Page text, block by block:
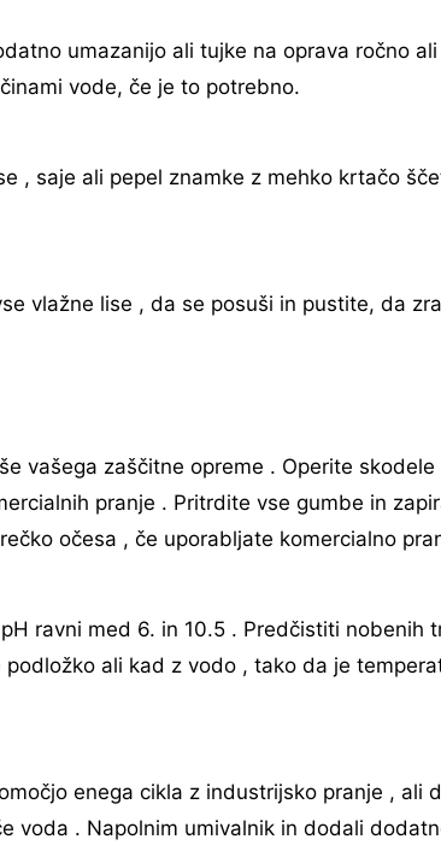
umazanijo ali tujke na oprava ročno
vode, če je to potrebno.
, saje ali pepel znamke z mehko krtačo
vlažne lise , da se posuši in pustite, da
vašega zaščitne opreme . Operite
pranje . Pritrdite vse gumbe in
očesa , če uporabljate komercialno
ravni med 6. in 10.5 . Predčistiti nobenih
ali kad z vodo , tako da je
enega cikla z industrijsko pranje , ali
voda . Napolnim umivalnik in dodali